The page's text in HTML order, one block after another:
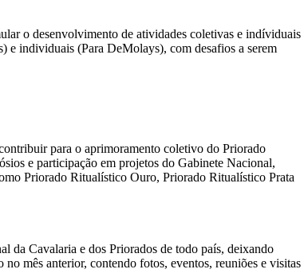
o desenvolvimento de atividades coletivas e indíviduais
e individuais (Para DeMolays), com desafios a serem
para o aprimoramento coletivo do Priorado
e participação em projetos do Gabinete Nacional,
Priorado Ritualístico Ouro, Priorado Ritualístico Prata
da Cavalaria e dos Priorados de todo país, deixando
mês anterior, contendo fotos, eventos, reuniões e visitas